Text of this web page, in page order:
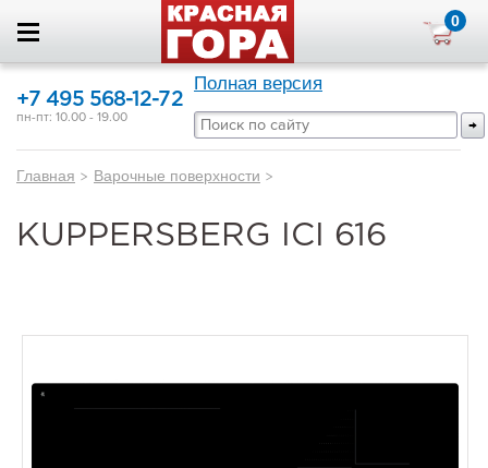
0
+7 495 568-12-72
пн-пт: 10.00 - 19.00
Полная версия
Главная > Варочные поверхности >
KUPPERSBERG ICI 616